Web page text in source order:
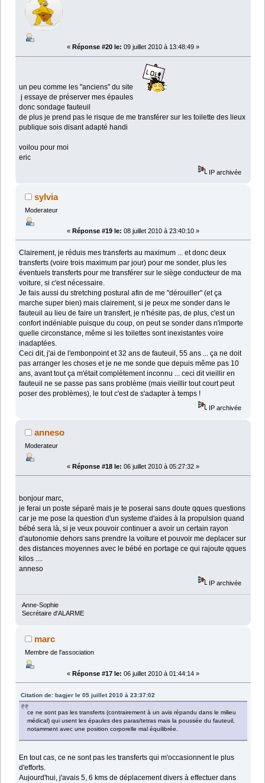
« Réponse #20 le: 09 juillet 2010 à 13:48:49 »
un peu comme les "anciens" du site
:
j essaye de préserver mes épaules
donc sondage fauteuil
de plus je prend pas le risque de me transférer sur les toilette des lieux
publique sois disant adapté handi
voilou pour moi
eric
IP archivée
sylvia
Moderateur
« Réponse #19 le: 08 juillet 2010 à 23:40:10 »
Clairement, je réduis mes transferts au maximum ... et donc deux
transferts (voire trois maximum par jour) pour me sonder, plus les
éventuels transferts pour me transférer sur le siège conducteur de ma
voiture, si c'est nécessaire.
Je fais aussi du stretching postural afin de me "dérouiller" (et ça
marche super bien) mais clairement, si je peux me sonder dans le
fauteuil au lieu de faire un transfert, je n'hésite pas, de plus, c'est un
confort indéniable puisque du coup, on peut se sonder dans n'importe
quelle circonstance, même si les toilettes sont inexistantes voire
inadaptées.
Ceci dit, j'ai de l'embonpoint et 32 ans de fauteuil, 55 ans ... ça ne doit
pas arranger les choses et je ne me sonde que depuis même pas 10
ans, avant tout ça m'était complètement inconnu ... ceci dit vieillir en
fauteuil ne se passe pas sans problème (mais vieillir tout court peut
poser des problèmes), le tout c'est de s'adapter à temps !
IP archivée
anneso
Moderateur
« Réponse #18 le: 06 juillet 2010 à 05:27:32 »
bonjour marc,
je ferai un poste séparé mais je te poserai sans doute qques questions
car je me pose la question d'un systeme d'aides à la propulsion quand
bébé sera là, si je veux pouvoir continuer a avoir un certain rayon
d'autonomie dehors sans prendre la voiture et pouvoir me deplacer sur
des distances moyennes avec le bébé en portage ce qui rajoute qques
kilos ....
anneso
IP archivée
Anne-Sophie
Secrétaire d'ALARME
marc
Membre de l'association
« Réponse #17 le: 06 juillet 2010 à 01:44:14 »
Citation de: bagjer le 05 juillet 2010 à 23:37:02
ce ne sont pas les transferts (contrairement à un avis répandu dans le milieu
médical) qui usent les épaules des paras/tetras mais la poussée du fauteuil,
notamment avec une position corporelle mal équilibrée.
En tout cas, ce ne sont pas les transferts qui m'occasionnent le plus
d'efforts.
Aujourd'hui, j'avais 5, 6 kms de déplacement divers à effectuer dans